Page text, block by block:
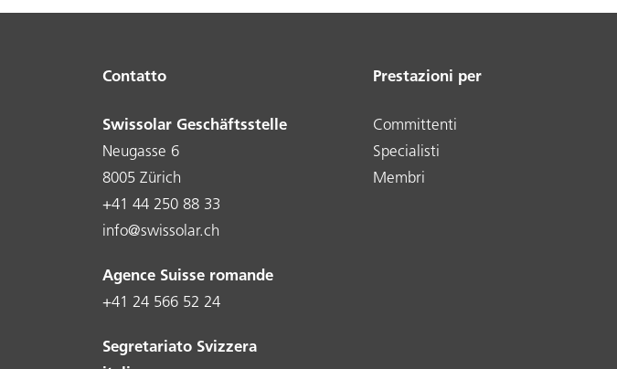
Contatto
Swissolar Geschäftsstelle
Neugasse 6
8005 Zürich
+41 44 250 88 33
info@swissolar.ch
Agence Suisse romande
+41 24 566 52 24
Segretariato Svizzera
Prestazioni per
Committenti
Specialisti
Membri